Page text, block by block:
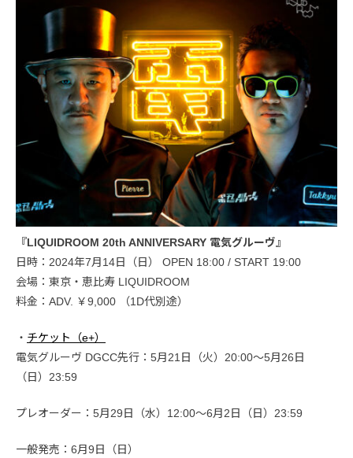
『LIQUIDROOM 20th ANNIVERSARY 電気グルーヴ』
日時：2024年7月14日（日） OPEN 18:00 / START 19:00
会場：東京・恵比寿 LIQUIDROOM
料金：ADV. ￥9,000 （1D代別途）
・ チケット（e+）
電気グルーヴ DGCC先行：5月21日（火）20:00～5月26日
（日）23:59
プレオーダー：5月29日（水）12:00～6月2日（日）23:59
一般発売：6月9日（日）